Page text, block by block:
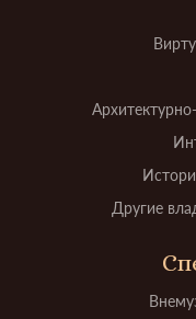
Другие